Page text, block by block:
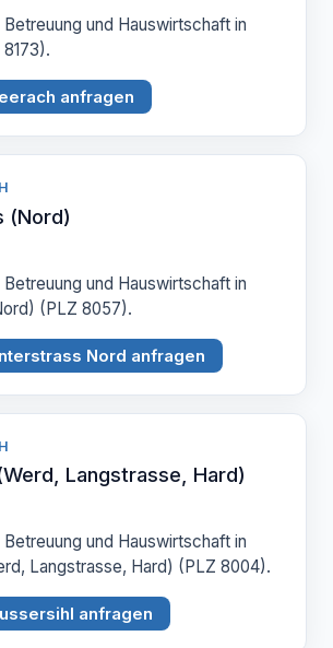
und Hauswirtschaft in
anfragen
(Nord)
und Hauswirtschaft in
(PLZ 8057).
Nord anfragen
Langstrasse, Hard)
und Hauswirtschaft in
Langstrasse, Hard) (PLZ 8004).
anfragen